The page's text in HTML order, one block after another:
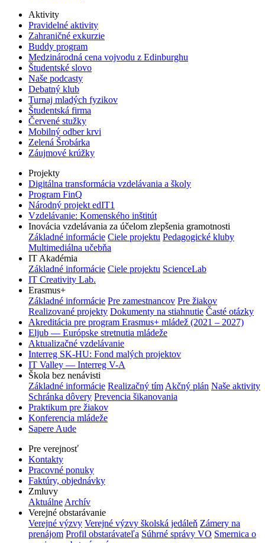
Aktivity
Pravidelné aktivity
Zahraničné exkurzie
Buddy program
Medzinárodná cena vojvodu z Edinburghu
Študentské slovo
Naše podcasty
Debatný klub
Turnaj mladých fyzikov
Študentská firma
Červené stužky
Mobilný odber krvi
Zelená Šrobárka
Záujmové krúžky
Projekty
Digitálna transformácia vzdelávania a školy
Program FinQ
Národný projekt edIT1
Vzdelávanie: Komenského inštitút
Inovácia vzdelávania za účelom zlepšenia gramotnosti
Základné informácie Ciele projektu Pedagogické kluby
Multimediálna učebňa
IT Akadémia
Základné informácie Ciele projektu ScienceLab
IT Creativity Lab.
Erasmus+
Základné informácie Pre zamestnancov Pre žiakov
Realizované projekty Dokumenty na stiahnutie Časté otázky
Akreditácia pre program Erasmus+ mládež (2021 – 2027)
Eljub — Európske stretnutia mládeže
Aktualizačné vzdelávanie
Interreg SK-HU: Fond malých projektov
IT Valley — Interreg V-A
Škola bez nenávisti
Základné informácie Realizačný tím Akčný plán Naše aktivity
Schránka dôvery Prevencia šikanovania
Praktikum pre žiakov
Konferencia mládeže
Sapere Aude
Pre verejnosť
Kontakty
Pracovné ponuky
Faktúry, objednávky
Zmluvy
Aktuálne Archív
Verejné obstarávanie
Verejné výzvy Verejné výzvy školská jedáleň Zámery na
prenájom Profil obstarávateľa Súhrné správy VO Smernica o